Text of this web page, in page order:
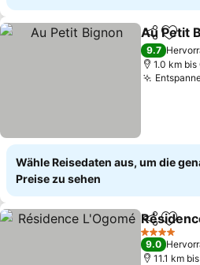
TeilenZu
Au Petit
9.7
1.0 km bis
Wähle Reisedaten aus, um die
Preise zu sehen
TeilenZu
4 Sterne
9.0
11.1 km